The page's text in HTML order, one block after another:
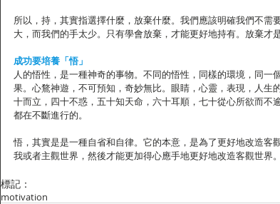
所以，持，其實指選擇什麼，放棄什麼。我們應該明確我們不需
大，而我們的手太少。只有學會放棄，才能更好地持有。放棄才
成功要培養「悟」
人的悟性，是一種神奇的事物。不同的悟性，同樣的環境，同一
果。心鶩神遊，不可預知，奇妙無比。眼睛，心靈，表現，人生
十而立，四十不惑，五十知天命，六十耳順，七十從心所欲而不
都在不斷進行的。
悟，其實是是一種自省和自律。它的本意，是為了更好地改造客
我或者主觀世界，然後才能更加得心應手地更好地改造客觀世界。
標記：
motivation